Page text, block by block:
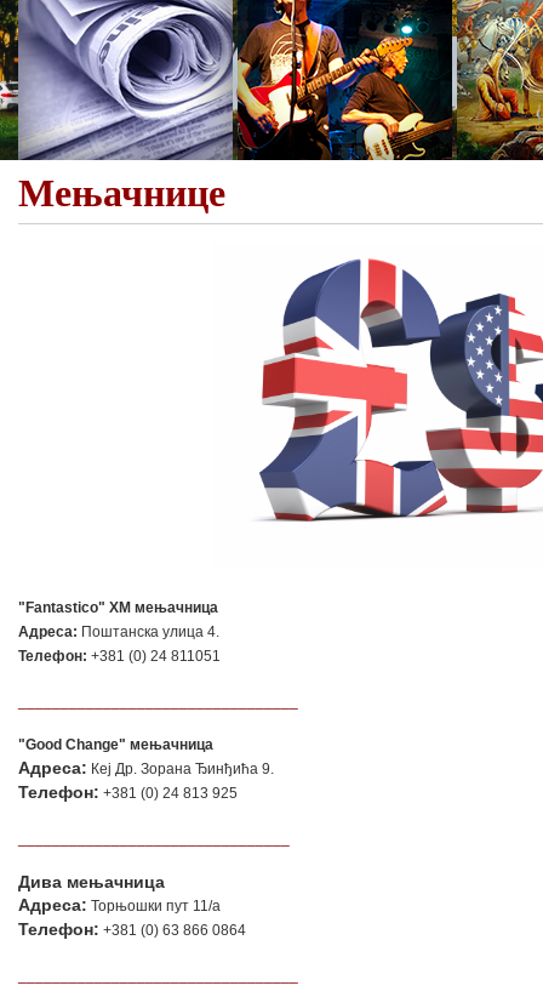
Мењачнице
"Fantastico" ХМ мењачница
Адреса: Поштанска улица 4.
Телефон: +381 (0) 24 811051
"Good Change" мењачница
Адреса: Кеј Др. Зорана Ђинђића 9.
Телефон: +381 (0) 24 813 925
Дива мењачница
Адреса: Торњошки пут 11/а
Телефон: +381 (0) 63 866 0864